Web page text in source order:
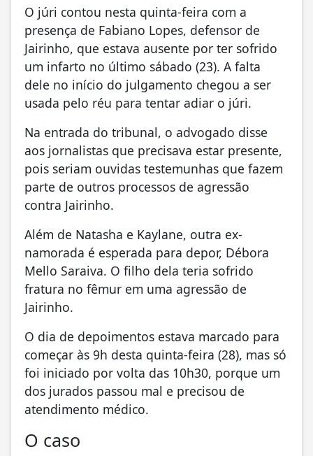
O júri contou nesta quinta-feira com a
presença de Fabiano Lopes, defensor de
Jairinho, que estava ausente por ter sofrido
um infarto no último sábado (23). A falta
dele no início do julgamento chegou a ser
usada pelo réu para tentar adiar o júri.
Na entrada do tribunal, o advogado disse
aos jornalistas que precisava estar presente,
pois seriam ouvidas testemunhas que fazem
parte de outros processos de agressão
contra Jairinho.
Além de Natasha e Kaylane, outra ex-
namorada é esperada para depor, Débora
Mello Saraiva. O filho dela teria sofrido
fratura no fêmur em uma agressão de
Jairinho.
O dia de depoimentos estava marcado para
começar às 9h desta quinta-feira (28), mas só
foi iniciado por volta das 10h30, porque um
dos jurados passou mal e precisou de
atendimento médico.
O caso